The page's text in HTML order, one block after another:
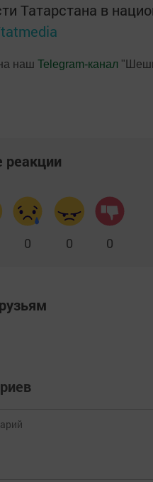
Татарстана в
наш Telegram-канал
реакции
0 0 0